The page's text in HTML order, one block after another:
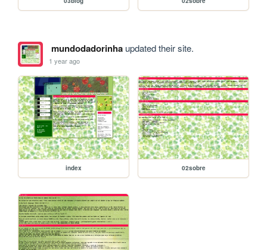
mundodadorinhaupdated their site.
1 year ago
index 02sobre